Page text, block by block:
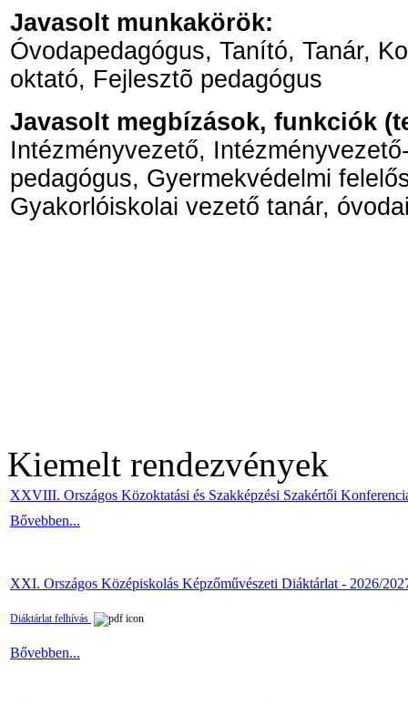
Javasolt munkakörök:
Óvodapedagógus, Tanító, Tanár,
oktató, Fejlesztõ pedagógus
Javasolt megbízások, funkciók
Intézményvezető,
pedagógus, Gyermekvédelmi
Gyakorlóiskolai vezető tanár,
Kiemelt rendezvények
XXVIII. Országos Közoktatási és Szakképzési Szakértői
Bővebben...
XXI. Országos Középiskolás Képzőművészeti Diáktárlat - 2026/
Diáktárlat felhívás
Bővebben...